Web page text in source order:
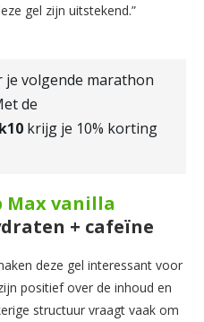
gel zijn uitstekend.”
volgende marathon
de
krijg je 10% korting
vanilla
+ cafeïne
deze gel interessant voor
positief over de inhoud en
structuur vraagt vaak om